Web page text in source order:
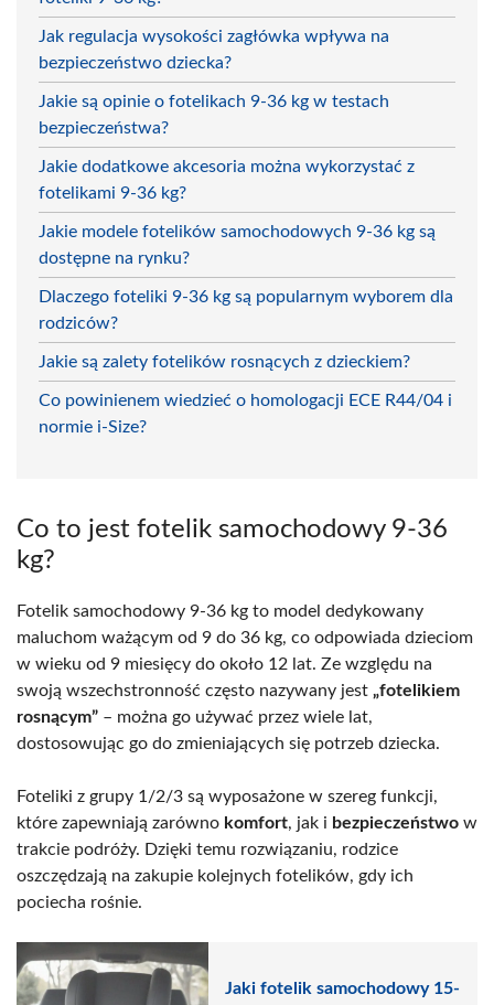
Jak regulacja wysokości zagłówka wpływa na
bezpieczeństwo dziecka?
Jakie są opinie o fotelikach 9-36 kg w testach
bezpieczeństwa?
Jakie dodatkowe akcesoria można wykorzystać z
fotelikami 9-36 kg?
Jakie modele fotelików samochodowych 9-36 kg są
dostępne na rynku?
Dlaczego foteliki 9-36 kg są popularnym wyborem dla
rodziców?
Jakie są zalety fotelików rosnących z dzieckiem?
Co powinienem wiedzieć o homologacji ECE R44/04 i
normie i-Size?
Co to jest fotelik samochodowy 9-36
kg?
Fotelik samochodowy 9-36 kg to model dedykowany
maluchom ważącym od 9 do 36 kg, co odpowiada dzieciom
w wieku od 9 miesięcy do około 12 lat. Ze względu na
swoją wszechstronność często nazywany jest „fotelikiem
rosnącym” – można go używać przez wiele lat,
dostosowując go do zmieniających się potrzeb dziecka.
Foteliki z grupy 1/2/3 są wyposażone w szereg funkcji,
które zapewniają zarówno komfort, jak i bezpieczeństwo w
trakcie podróży. Dzięki temu rozwiązaniu, rodzice
oszczędzają na zakupie kolejnych fotelików, gdy ich
pociecha rośnie.
Jaki fotelik samochodowy 15-